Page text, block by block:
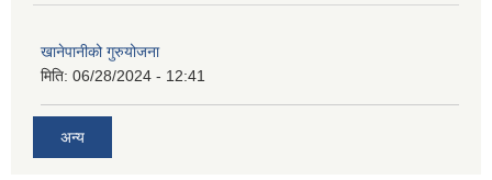
खानेपानीको गुरुयोजना
मिति: 06/28/2024 - 12:41
अन्य